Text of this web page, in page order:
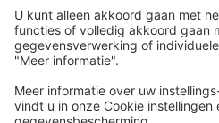
Community